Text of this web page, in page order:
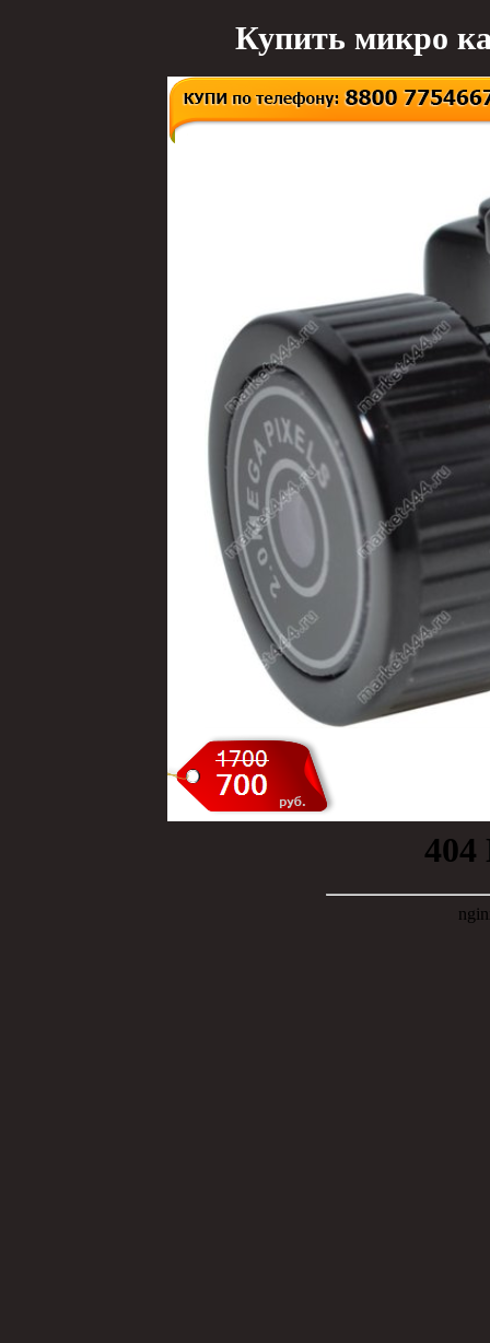
Купить микро